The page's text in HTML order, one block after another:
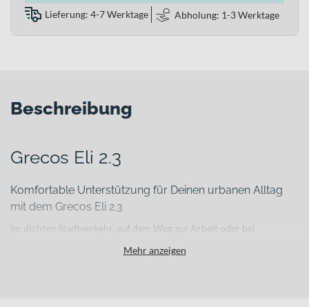
Lieferung: 4-7 Werktage Abholung: 1-3 Werktage
Beschreibung
Grecos Eli 2.3
Komfortable Unterstützung für Deinen urbanen Alltag
mit dem Grecos Eli 2.3
Im dichten Stadtverkehr, auf dem Weg zur Arbeit oder bei
können. Das Grecos Eli 2.3 ist ein komfortorientiertes E-Citybike
Mehr anzeigen